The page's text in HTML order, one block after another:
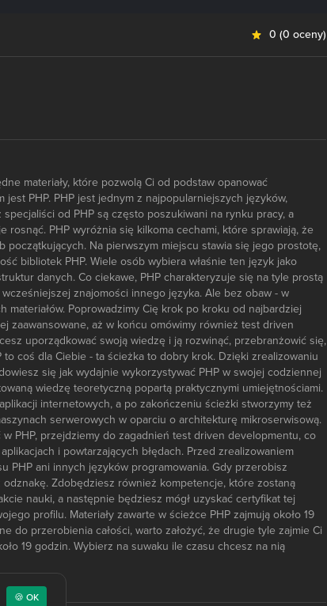
0 (0 oceny)
materiały, które pozwolą Ci od podstaw opanować
PHP. PHP jest jednym z najpopularniejszych języków,
od PHP są często poszukiwani na rynku pracy, a
rosnąć. PHP wyróżnia się kilkoma cechami, które sprawiają, że
początkujących. Na pierwszym miejscu stawia się jego prostotę,
bibliotek PHP. Wiele osób wybiera właśnie ten język jako
danych. Co ciekawe, PHP charakteryzuje się na tyle prostą
znajomości innego języka. Ale bez obaw - w
Poprowadzimy Cię krok po kroku od najbardziej
zaawansowane, aż w końcu omówimy również test driven
uporządkować swoją wiedzę i ją rozwinąć, przebranżowić się,
coś dla Ciebie - ta ścieżka to dobry krok. Dzięki zrealizowaniu
się jak wydajnie wykorzystywać PHP w swojej codziennej
wiedzę teoretyczną popartą praktycznymi umiejętnościami.
internetowych, a po zakończeniu ścieżki stworzymy też
serwerowych w oparciu o architekturę mikroserwisową.
PHP, przejdziemy do zagadnień test driven developmentu, co
i powtarzających błędach. Przed zrealizowaniem
PHP ani innych języków programowania. Gdy przerobisz
odznakę. Zdobędziesz również kompetencje, które zostaną
nauki, a następnie będziesz mógł uzyskać certyfikat tej
profilu. Materiały zawarte w ścieżce PHP zajmują około 19
do przerobienia całości, warto założyć, że drugie tyle zajmie Ci
19 godzin. Wybierz na suwaku ile czasu chcesz na nią
🍪 OK